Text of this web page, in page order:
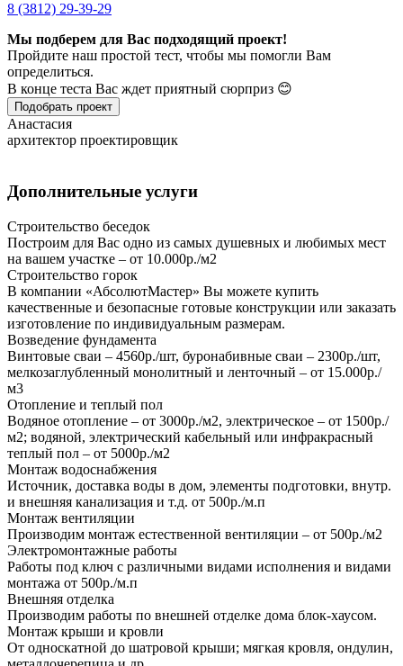
8 (3812) 29-39-29
Мы подберем для Вас подходящий проект!
Пройдите наш простой тест, чтобы мы помогли Вам
определиться.
В конце теста Вас ждет приятный сюрприз 😊
Подобрать проект
Анастасия
архитектор проектировщик
Дополнительные услуги
Строительство беседок
Построим для Вас одно из самых душевных и любимых мест
на вашем участке – от 10.000р./м2
Строительство горок
В компании «АбсолютМастер» Вы можете купить
качественные и безопасные готовые конструкции или заказать
изготовление по индивидуальным размерам.
Возведение фундамента
Винтовые сваи – 4560р./шт, буронабивные сваи – 2300р./шт,
мелкозаглубленный монолитный и ленточный – от 15.000р./
м3
Отопление и теплый пол
Водяное отопление – от 3000р./м2, электрическое – от 1500р./
м2; водяной, электрический кабельный или инфракрасный
теплый пол – от 5000р./м2
Монтаж водоснабжения
Источник, доставка воды в дом, элементы подготовки, внутр.
и внешняя канализация и т.д. от 500р./м.п
Монтаж вентиляции
Производим монтаж естественной вентиляции – от 500р./м2
Электромонтажные работы
Работы под ключ с различными видами исполнения и видами
монтажа от 500р./м.п
Внешняя отделка
Производим работы по внешней отделке дома блок-хаусом.
Монтаж крыши и кровли
От односкатной до шатровой крыши; мягкая кровля, ондулин,